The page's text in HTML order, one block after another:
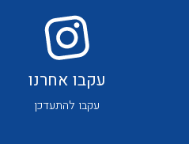
לכל מוצרי היצרן
עקבו אחרנו
עקבו להתעדכן